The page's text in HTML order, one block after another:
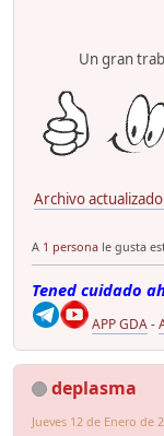
Un gran
Archivo
A 1 persona le gusta
Tened cuidado
APP GDA-
deplasma
Jueves 12 de Enero de